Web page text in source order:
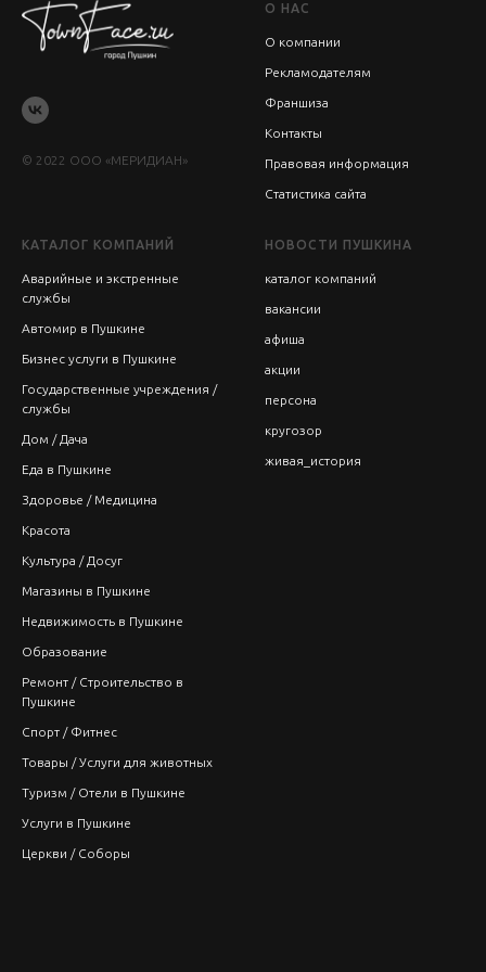
© 2022 ООО «МЕРИДИАН»
О НАС
О компании
Рекламодателям
Франшиза
Контакты
Правовая информация
Статистика сайта
КАТАЛОГ КОМПАНИЙ
Аварийные и экстренные
службы
Автомир в Пушкине
Бизнес услуги в Пушкине
Государственные учреждения /
службы
Дом / Дача
Еда в Пушкине
Здоровье / Медицина
Красота
Культура / Досуг
Магазины в Пушкине
Недвижимость в Пушкине
Образование
Ремонт / Строительство в
Пушкине
Спорт / Фитнес
Товары / Услуги для животных
Туризм / Отели в Пушкине
Услуги в Пушкине
Церкви / Соборы
НОВОСТИ ПУШКИНА
каталог компаний
вакансии
афиша
акции
персона
кругозор
живая_история